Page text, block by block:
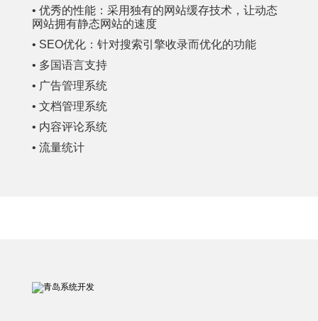
• 优秀的性能：采用独有的网站缓存技术，让动态
网站拥有静态网站的速度
• SEO优化：针对搜索引擎收录而优化的功能
• 多国语言支持
• 广告管理系统
• 文档管理系统
• 内容评论系统
• 流量统计